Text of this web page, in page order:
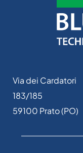
Via dei Cardatori
183/185
59100 Prato (PO)